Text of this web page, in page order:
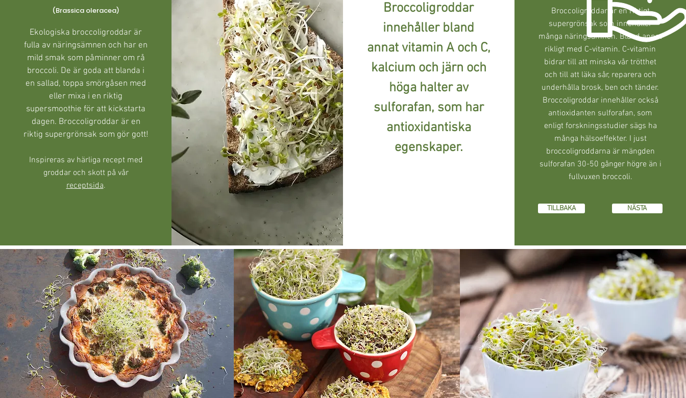
(Brassica oleracea)
Ekologiska broccoligroddar är
fulla av näringsämnen och har en
mild smak som påminner om rå
broccoli. De är goda att blanda i
en sallad, toppa smörgåsen med
eller mixa i en riktig
supersmoothie för att kickstarta
dagen. Broccoligroddar är en
riktig supergrönsak som gör gott!
Inspireras av härliga recept med
groddar och skott på vår
receptsida.
Broccoligroddar
innehåller bland
annat vitamin A och C,
kalcium och järn och
höga halter av
sulforafan, som har
antioxidantiska
egenskaper.
Broccoligroddar är en riktigt
supergrönsak som innehåller
många näringsämnen. Bland annat
rikligt med C-vitamin. C-vitamin
bidrar till att minska vår trötthet
och till att läka sår, reparera och
underhålla brosk, ben och tänder.
Broccoligroddar innehåller också
antioxidanten sulforafan, som
enligt forskningsstudier sägs ha
många hälsoeffekter. I just
broccoligroddarna är mängden
sulforafan 30-50 gånger högre än i
fullvuxen broccoli.
TILLBAKA NÄSTA